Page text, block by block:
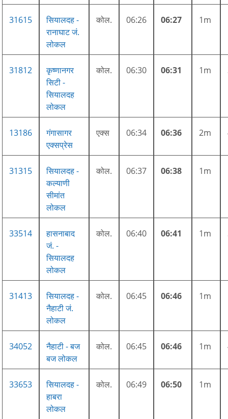
31615
सियालदह -
रानाघाट जं.
लोकल
कोल. 06:26 06:27 1m
31812
कृष्णानगर
सिटी -
सियालदह
लोकल
कोल. 06:30 06:31 1m
13186
गंगासागर
एक्सप्रेस
एक्स 06:34 06:36 2m
31315
सियालदह -
कल्याणी
सीमांत
लोकल
कोल. 06:37 06:38 1m
33514
हासनाबाद
जं. -
सियालदह
लोकल
कोल. 06:40 06:41 1m
31413
सियालदह -
नैहाटी जं.
लोकल
कोल. 06:45 06:46 1m
34052
नैहाटी - बज
बज लोकल
कोल. 06:45 06:46 1m
33653
सियालदह -
हाबरा
लोकल
कोल. 06:49 06:50 1m